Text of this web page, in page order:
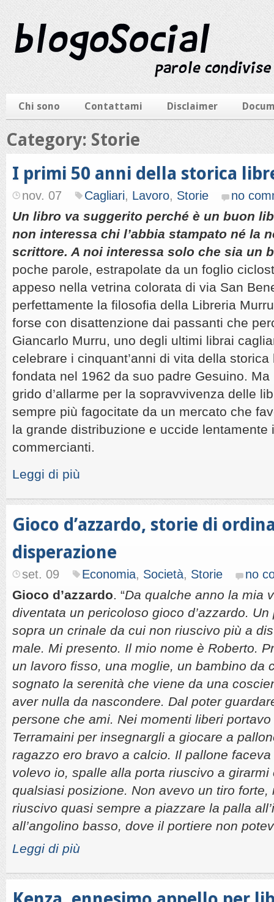
Chi sono Contattami Disclaimer
Category: Storie
I primi 50 anni della storica
nov. 07 Cagliari, Lavoro, Storie no
Un libro va suggerito perché è un buon
non interessa chi l’abbia stampato né la
scrittore. A noi interessa solo che sia un
poche parole, estrapolate da un foglio
appeso nella vetrina colorata di via San
perfettamente la filosofia della Libreria
forse con disattenzione dai passanti che
Giancarlo Murru, uno degli ultimi librai
celebrare i cinquant’anni di vita della
fondata nel 1962 da suo padre Gesuino.
grido d’allarme per la sopravvivenza delle
sempre più fagocitate da un mercato che
la grande distribuzione e uccide lentamente
commercianti.
Leggi di più
Gioco d’azzardo, storie di
disperazione
set. 09 Economia, Società, Storie no
Gioco d’azzardo. “Da qualche anno la mia
diventata un pericoloso gioco d’azzardo.
sopra un crinale da cui non riuscivo più a
male. Mi presento. Il mio nome è Roberto.
un lavoro fisso, una moglie, un bambino da
sognato la serenità che viene da una
aver nulla da nascondere. Dal poter
persone che ami. Nei momenti liberi
Terramaini per insegnargli a giocare a
ragazzo ero bravo a calcio. Il pallone
volevo io, spalle alla porta riuscivo a girarmi
qualsiasi posizione. Non avevo un tiro forte,
riuscivo quasi sempre a piazzare la palla
all’angolino basso, dove il portiere non
Leggi di più